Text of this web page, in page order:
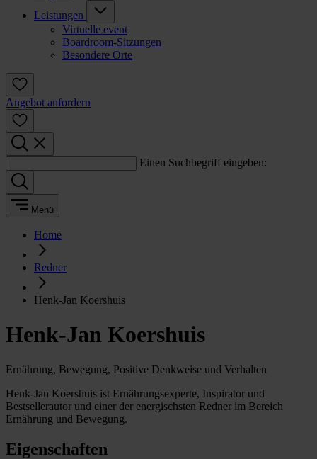
Leistungen
Virtuelle event
Boardroom-Sitzungen
Besondere Orte
Angebot anfordern
Einen Suchbegriff eingeben:
Menü
Home
Redner
Henk-Jan Koershuis
Henk-Jan Koershuis
Ernährung, Bewegung, Positive Denkweise und Verhalten
Henk-Jan Koershuis ist Ernährungsexperte, Inspirator und
Bestsellerautor und einer der energischsten Redner im Bereich
Ernährung und Bewegung.
Eigenschaften